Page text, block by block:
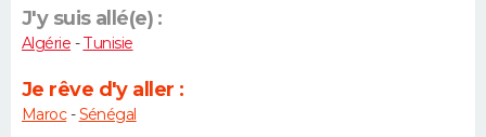
J'y suis allé(e) :
Algérie -Tunisie
Je rêve d'y aller :
Maroc-Sénégal